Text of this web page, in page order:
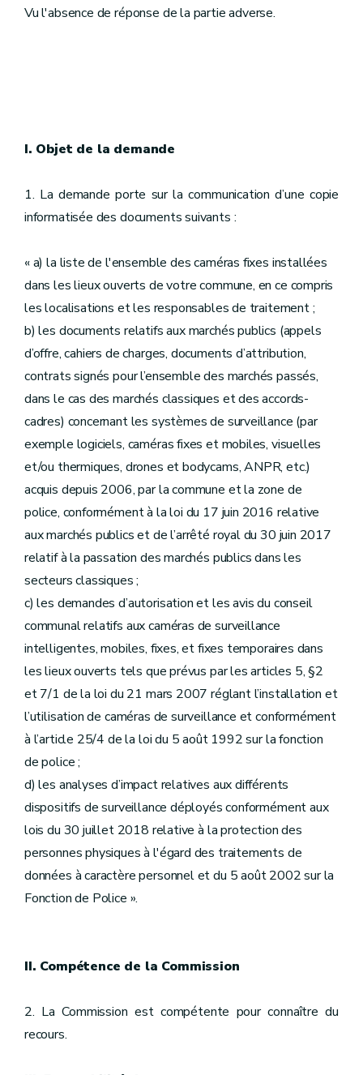
Vu l'absence de réponse de la partie adverse.
I. Objet de la demande
1. La demande porte sur la communication d’une copie
informatisée des documents suivants :
« a) la liste de l'ensemble des caméras fixes installées
dans les lieux ouverts de votre commune, en ce compris
les localisations et les responsables de traitement ;
b) les documents relatifs aux marchés publics (appels
d’offre, cahiers de charges, documents d’attribution,
contrats signés pour l’ensemble des marchés passés,
dans le cas des marchés classiques et des accords-
cadres) concernant les systèmes de surveillance (par
exemple logiciels, caméras fixes et mobiles, visuelles
et/ou thermiques, drones et bodycams, ANPR, etc.)
acquis depuis 2006, par la commune et la zone de
police, conformément à la loi du 17 juin 2016 relative
aux marchés publics et de l’arrêté royal du 30 juin 2017
relatif à la passation des marchés publics dans les
secteurs classiques ;
c) les demandes d’autorisation et les avis du conseil
communal relatifs aux caméras de surveillance
intelligentes, mobiles, fixes, et fixes temporaires dans
les lieux ouverts tels que prévus par les articles 5, §2
et 7/1 de la loi du 21 mars 2007 réglant l’installation et
l’utilisation de caméras de surveillance et conformément
à l’article 25/4 de la loi du 5 août 1992 sur la fonction
de police ;
d) les analyses d’impact relatives aux différents
dispositifs de surveillance déployés conformément aux
lois du 30 juillet 2018 relative à la protection des
personnes physiques à l'égard des traitements de
données à caractère personnel et du 5 août 2002 sur la
Fonction de Police ».
II. Compétence de la Commission
2. La Commission est compétente pour connaître du
recours.